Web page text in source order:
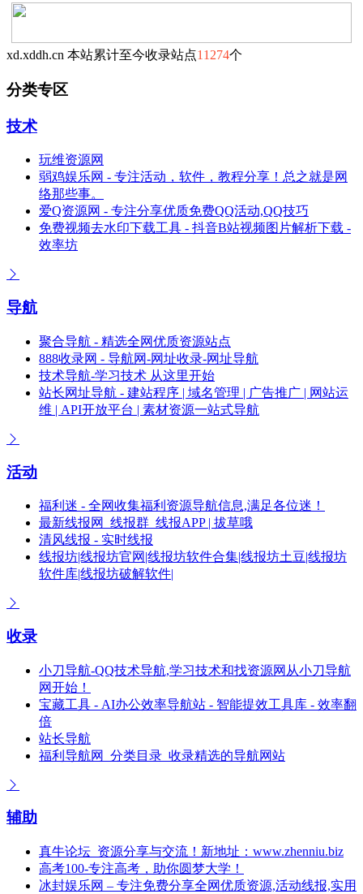
xd.xddh.cn 本站累计至今收录站点11274个
分类专区
技术
玩维资源网
弱鸡娱乐网 - 专注活动，软件，教程分享！总之就是网
络那些事。
爱Q资源网 - 专注分享优质免费QQ活动,QQ技巧
免费视频去水印下载工具 - 抖音B站视频图片解析下载 -
效率坊
导航
聚合导航 - 精选全网优质资源站点
888收录网 - 导航网-网址收录-网址导航
技术导航-学习技术 从这里开始
站长网址导航 - 建站程序 | 域名管理 | 广告推广 | 网站运
维 | API开放平台 | 素材资源一站式导航
活动
福利迷 - 全网收集福利资源导航信息,满足各位迷！
最新线报网_线报群_线报APP | 拔草哦
清风线报 - 实时线报
线报坊|线报坊官网|线报坊软件合集|线报坊土豆|线报坊
软件库|线报坊破解软件|
收录
小刀导航-QQ技术导航,学习技术和找资源网从小刀导航
网开始！
宝藏工具 - AI办公效率导航站 - 智能提效工具库 - 效率翻
倍
站长导航
福利导航网_分类目录_收录精选的导航网站
辅助
真牛论坛_资源分享与交流！新地址：www.zhenniu.biz
高考100-专注高考，助你圆梦大学！
冰封娱乐网 – 专注免费分享全网优质资源,活动线报,实用